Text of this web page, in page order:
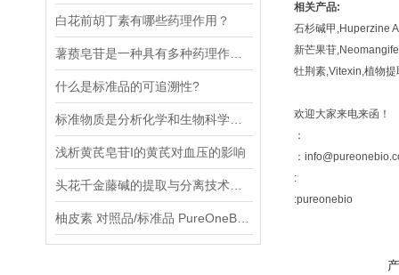
白花前胡丁素有哪些药理作用？
什么是标准品的可追溯性?
浅析黄芪皂苷I的黄芪对血压的影响
相关产品:
石杉碱甲,Huperzine
新芒果苷
牡荆素,Vitexin,植物
欢迎大家来电来函！
：
：
:
:pureonebio